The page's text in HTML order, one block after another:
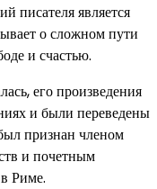
писателя является
о сложном пути
и счастью.
его произведения
и были переведены
признан членом
и почетным
Риме.